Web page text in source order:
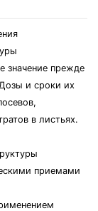
значение прежде
и сроки их
в листьях.
приемами